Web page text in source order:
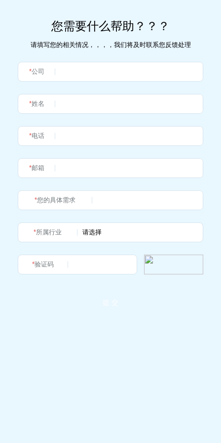
您需要什么帮助？？？
请填写您的相关情况，，，，我们将及时联系您反馈处理
*公司
*姓名
*电话
*邮箱
*您的具体需求
*所属行业
*验证码